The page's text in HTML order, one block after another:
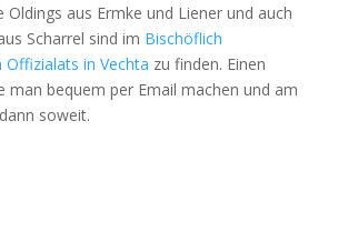
Oldings aus Ermke und Liener und auch
Scharrel sind im Bischöflich
Offizialats in Vechta zu finden. Einen
man bequem per Email machen und am
soweit.